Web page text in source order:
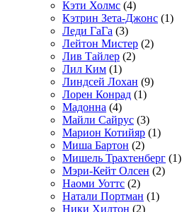
Кэти Холмс (4)
Кэтрин Зета-Джонс (1)
Леди ГаГа (3)
Лейтон Мистер (2)
Лив Тайлер (2)
Лил Ким (1)
Линдсей Лохан (9)
Лорен Конрад (1)
Мадонна (4)
Майли Сайрус (3)
Марион Котийяр (1)
Миша Бартон (2)
Мишель Трахтенберг (1)
Мэри-Кейт Олсен (2)
Наоми Уоттс (2)
Натали Портман (1)
Ники Хилтон (2)